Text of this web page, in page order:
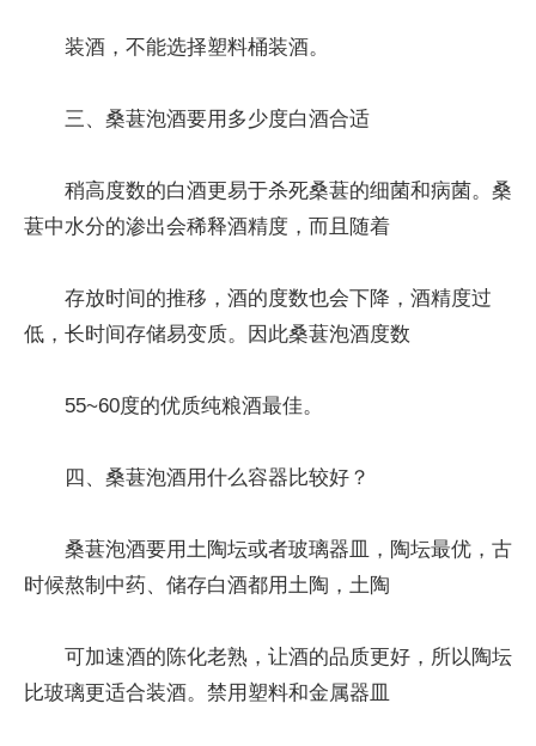
装酒，不能选择塑料桶装酒。
三、桑葚泡酒要用多少度白酒合适
稍高度数的白酒更易于杀死桑葚的细菌和病菌。桑
葚中水分的渗出会稀释酒精度，而且随着
存放时间的推移，酒的度数也会下降，酒精度过
低，长时间存储易变质。因此桑葚泡酒度数
55~60度的优质纯粮酒最佳。
四、桑葚泡酒用什么容器比较好？
桑葚泡酒要用土陶坛或者玻璃器皿，陶坛最优，古
时候熬制中药、储存白酒都用土陶，土陶
可加速酒的陈化老熟，让酒的品质更好，所以陶坛
比玻璃更适合装酒。禁用塑料和金属器皿